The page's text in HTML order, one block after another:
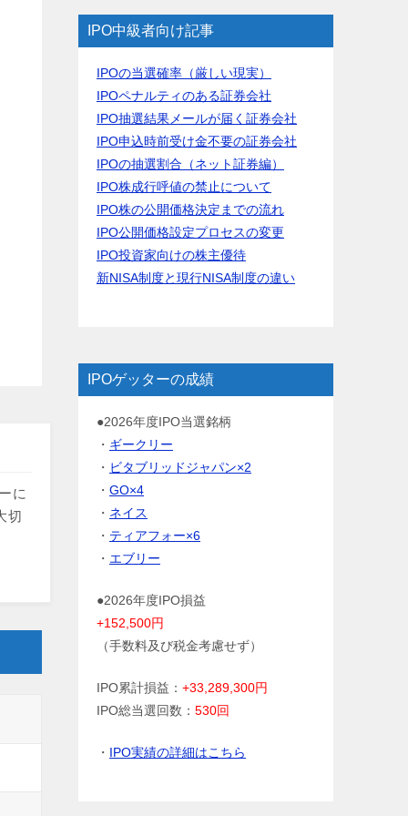
に
切
IPO中級者向け記事
IPOの当選確率（厳しい現実）
IPOペナルティのある証券会社
IPO抽選結果メールが届く証券会社
IPO申込時前受け金不要の証券会社
IPOの抽選割合（ネット証券編）
IPO株成行呼値の禁止について
IPO株の公開価格決定までの流れ
IPO公開価格設定プロセスの変更
IPO投資家向けの株主優待
新NISA制度と現行NISA制度の違い
IPOゲッターの成績
●2026年度IPO当選銘柄
・ ギークリー
・ ビタブリッドジャパン×2
・ GO×4
・ ネイス
・ ティアフォー×6
・ エブリー
●2026年度IPO損益
+152,500円
（手数料及び税金考慮せず）
IPO累計損益： +33,289,300円
IPO総当選回数： 530回
・ IPO実績の詳細はこちら